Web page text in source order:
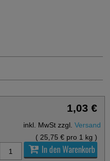
1,03 €
inkl. MwSt zzgl.Versand
( 25,75 € pro 1 kg)
In den Warenkorb